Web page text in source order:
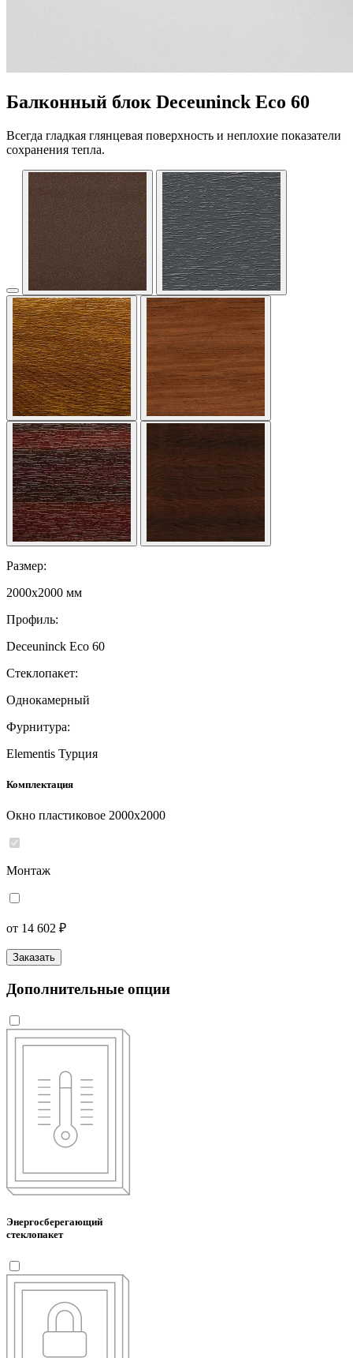
Балконный блок Deceuninck Eco 60
Всегда гладкая глянцевая поверхность и неплохие показатели
сохранения тепла.
Размер:
2000x2000 мм
Профиль:
Deceuninck Eco 60
Стеклопакет:
Однокамерный
Фурнитура:
Elementis Турция
Комплектация
Окно пластиковое 2000x2000
Монтаж
от 14 602 ₽
Заказать
Дополнительные опции
Энергосберегающий
стеклопакет